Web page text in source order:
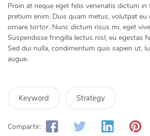
Proin at neque eget felis venenatis dictum
pretium enim. Duis quam metus, volutpat
ornare tortor. Nunc dictum risus mi, eget
Suspendisse fringilla lectus nisl, eu egestas
Sed dui nulla, condimentum quis sapien ut,
augue.
Keyword Strategy
Compartir: